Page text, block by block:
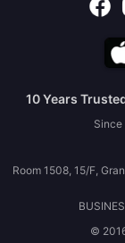
10 Years
Room 1508, 15/F,
©